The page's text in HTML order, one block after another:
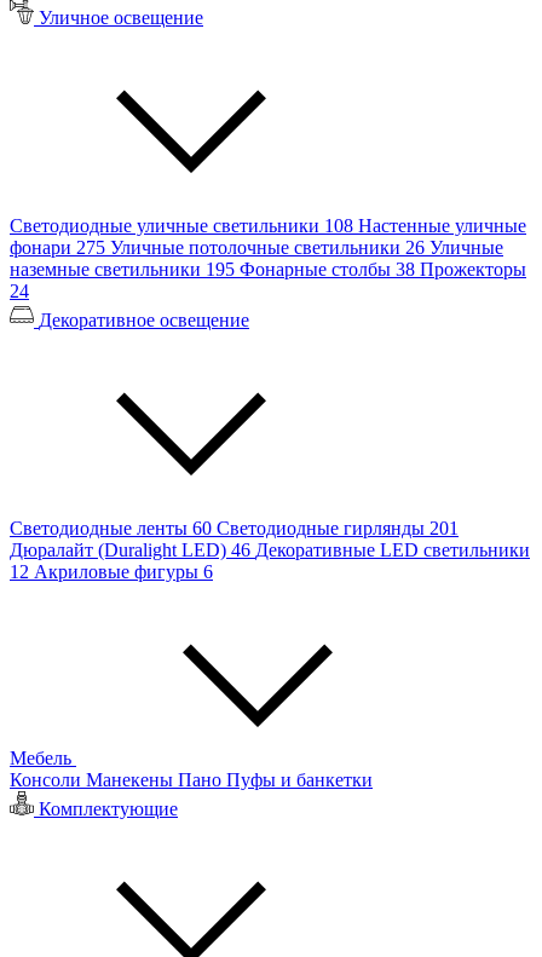
Уличное освещение
Светодиодные уличные светильники 108 Настенные уличные
фонари 275 Уличные потолочные светильники 26 Уличные
наземные светильники 195 Фонарные столбы 38 Прожекторы
24
Декоративное освещение
Светодиодные ленты 60 Светодиодные гирлянды 201
Дюралайт (Duralight LED) 46 Декоративные LED светильники
12 Акриловые фигуры 6
Мебель
Консоли Манекены Пано Пуфы и банкетки
Комплектующие